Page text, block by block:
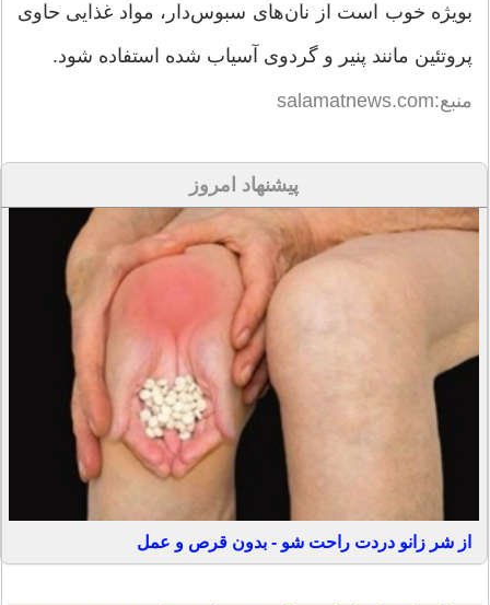
بویژه خوب است از نان‌های سبوس‌دار، مواد غذایی حاوی
پروتئین مانند پنیر و گردوی آسیاب شده استفاده شود.
منبع:salamatnews.com
پیشنهاد امروز
از شر زانو دردت راحت شو - بدون قرص و عمل